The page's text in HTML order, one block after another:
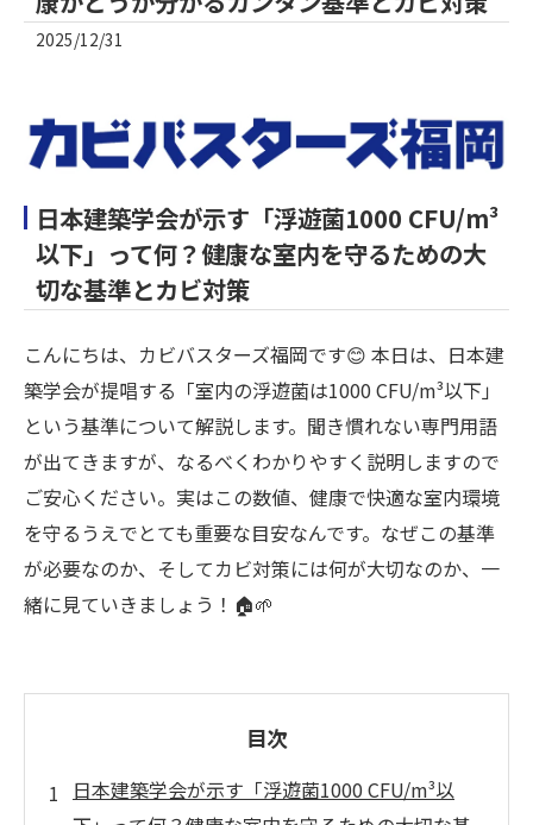
2025/12/31
日本建築学会が示す「浮遊菌1000 CFU/m³
以下」って何？健康な室内を守るための大
切な基準とカビ対策
こんにちは、カビバスターズ福岡です😊 本日は、日本建
築学会が提唱する「室内の浮遊菌は1000 CFU/m³以下」
という基準について解説します。聞き慣れない専門用語
が出てきますが、なるべくわかりやすく説明しますので
ご安心ください。実はこの数値、健康で快適な室内環境
を守るうえでとても重要な目安なんです。なぜこの基準
が必要なのか、そしてカビ対策には何が大切なのか、一
緒に見ていきましょう！🏠🌱
目次
日本建築学会が示す「浮遊菌1000 CFU/m³以